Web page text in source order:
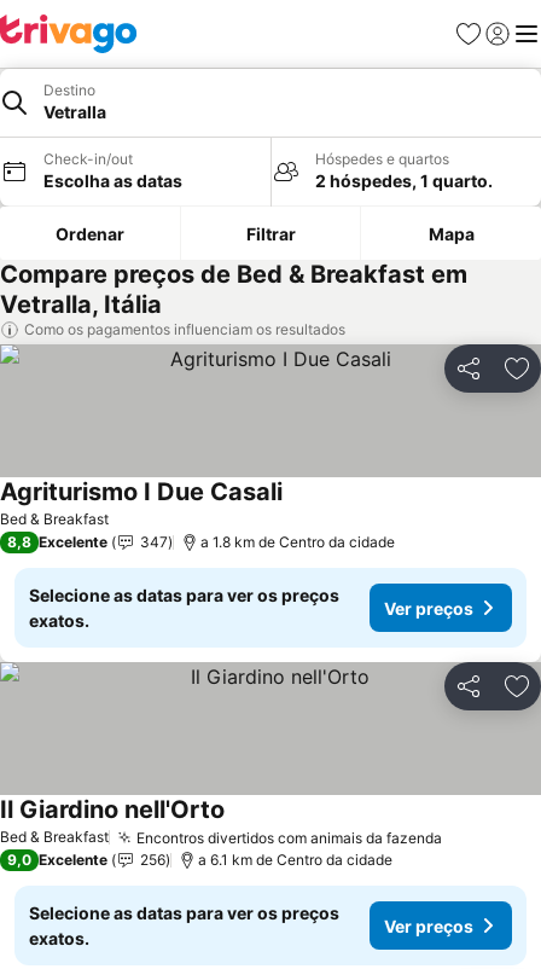
Favoritos
Iniciar
Destino
Vetralla
Check-in/out
Escolha as datas
Hóspedes e quartos
2 hóspedes, 1 quarto.
Ordenar Filtrar Mapa
Compare preços de Bed & Breakfast em
Vetralla, Itália
Como os pagamentos influenciam os resultados
Partilhar
Bed & Breakfast
Agriturismo I Due Casali
8,8 Excelente 347 a 1.8 km de Centro da cidade
Selecione as datas para ver os preços
exatos.
Ver preços
Partilhar
Bed & Breakfast Encontros divertidos com animais da fazenda
Il Giardino nell'Orto
9,0 Excelente 256 a 6.1 km de Centro da cidade
Selecione as datas para ver os preços
exatos.
Ver preços